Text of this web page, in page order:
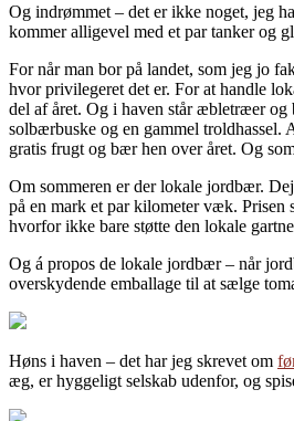
Og indrømmet – det er ikke noget, jeg
kommer alligevel med et par tanker og
For når man bor på landet, som jeg jo
hvor privilegeret det er. For at handle
del af året. Og i haven står æbletræer og
solbærbuske og en gammel troldhassel.
gratis frugt og bær hen over året. Og
Om sommeren er der lokale jordbær.
på en mark et par kilometer væk. Prisen
hvorfor ikke bare støtte den lokale
Og á propos de lokale jordbær – når
overskydende emballage til at sælge
Høns i haven – det har jeg skrevet om
æg, er hyggeligt selskab udenfor, og